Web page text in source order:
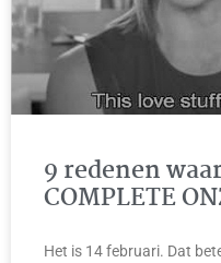
9 redenen
COMPLETE
Het is 14 februari. Dat